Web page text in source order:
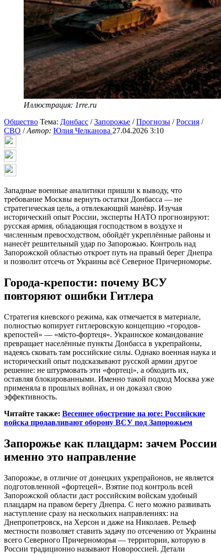
Иллюстрация: 1rre.ru
Общество Тема: Донбасс /Запорожье /Прогнозы /Россия /
СВО /Автор: Юлия Челканова 27.04.2026 3:10
Западные военные аналитики пришли к выводу, что
требование Москвы вернуть остатки Донбасса — не
стратегическая цель, а отвлекающий манёвр. Изучая
исторический опыт России, эксперты НАТО прогнозируют:
русская армия, обладающая господством в воздухе и
численным превосходством, обойдёт укреплённые районы и
нанесёт решительный удар по Запорожью. Контроль над
Запорожской областью откроет путь на правый берег Днепра
и позволит отсечь от Украины всё Северное Причерноморье.
Города-крепости: почему ВСУ
повторяют ошибки Гитлера
Стратегия киевского режима, как отмечается в материале,
полностью копирует гитлеровскую концепцию «городов-
крепостей» — «місто-фортеця». Украинское командование
превращает населённые пункты Донбасса в укрепрайоны,
надеясь сковать там российские силы. Однако военная наука и
исторический опыт подсказывают русской армии другое
решение: не штурмовать эти «фортеці», а обходить их,
оставляя блокированными. Именно такой подход Москва уже
применяла в прошлых войнах, и он доказал свою
эффективность.
Читайте также: Весеннее обострение на юге: Российские
войска продавливают оборону ВСУ под Запорожьем
Запорожье как плацдарм: зачем России
именно это направление
Запорожье, в отличие от донецких укрепрайонов, не является
подготовленной «фортецей». Взятие под контроль всей
Запорожской области даст российским войскам удобный
плацдарм на правом берегу Днепра. С него можно развивать
наступление сразу на нескольких направлениях: на
Днепропетровск, на Херсон и даже на Николаев. Рельеф
местности позволяет ставить задачу по отсечению от Украины
всего Северного Причерноморья — территории, которую в
России традиционно называют Новороссией. Детали